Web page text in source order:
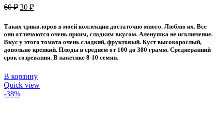
60₽ Первоначальная
60 ₽.
30 ₽Текущая
30 ₽.
Таких триколоров в моей коллекции достаточно много. Люблю их. Все
они отличаются очень ярким, сладким вкусом. Аленушка не исключение.
Вкус у этого томата очень сладкий, фруктовый. Куст высокорослый,
довольно крепкий. Плоды в среднем от 100 до 300 грамм. Среднеранний
срок созревания. В пакетике 8-10 семян.
В корзину
Quick view
-38%